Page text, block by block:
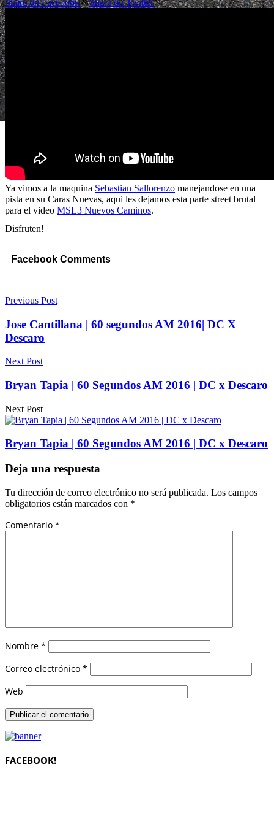
Ya vimos a la maquina Sebastian Sallorenzo manejandose en una
pista en su Caras Nuevas, aqui les dejamos esta parte street brutal
para el video MSL3 Nuevos Caminos.
Disfruten!
Facebook Comments
Previous Post
Jose Cantillana | 60 segundos AM 2016| DC X
Descaro
Next Post
Bryan Tapia | 60 Segundos AM 2016 | DC x Descaro
Next Post
Bryan Tapia | 60 Segundos AM 2016 | DC x Descaro
Deja una respuesta
Tu dirección de correo electrónico no será publicada. Los campos
obligatorios están marcados con *
Comentario *
Nombre *
Correo electrónico *
Web
FACEBOOK!